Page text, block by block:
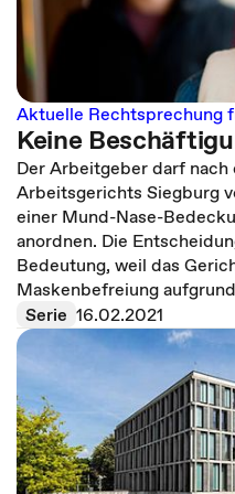
Aktuelle Rechtsprechung
Keine
Der Arbeitgeber darf nach
Arbeitsgerichts Siegburg
einer Mund-Nase-
anordnen. Die
Bedeutung, weil das
Maskenbefreiung
Serie 16.02.2021